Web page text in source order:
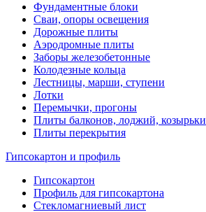
Фундаментные блоки
Сваи, опоры освещения
Дорожные плиты
Аэродромные плиты
Заборы железобетонные
Колодезные кольца
Лестницы, марши, ступени
Лотки
Перемычки, прогоны
Плиты балконов, лоджий, козырьки
Плиты перекрытия
Гипсокартон и профиль
Гипсокартон
Профиль для гипсокартона
Стекломагниевый лист